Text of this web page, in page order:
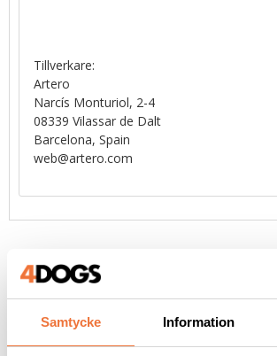
Samtycke Information
Tillverkare:
Artero
Narcís Monturiol, 2-4
08339 Vilassar de Dalt
Barcelona, Spain
web@artero.com